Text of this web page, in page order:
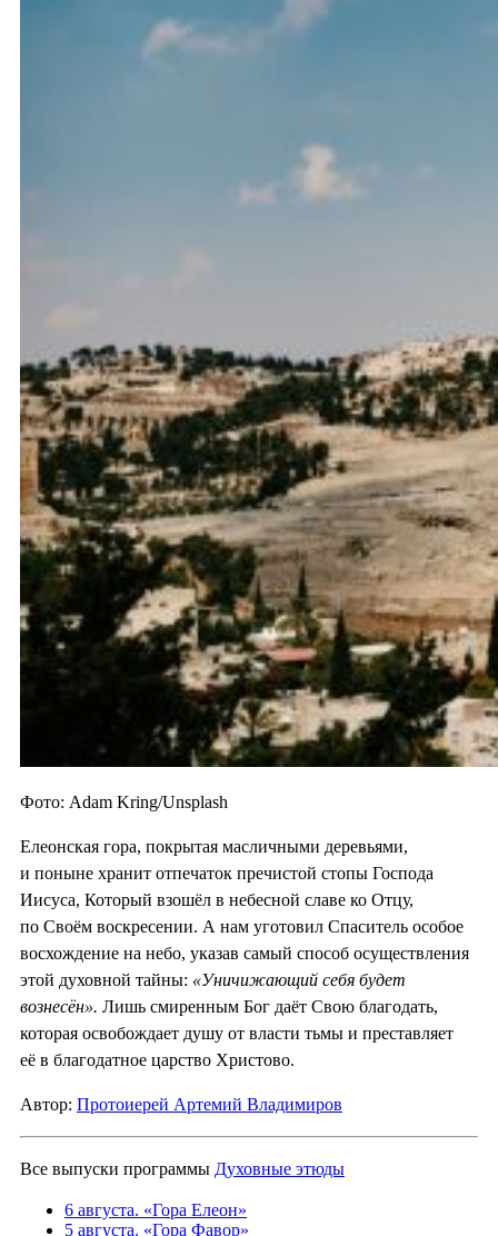
Фото: Adam Kring/Unsplash
Елеонская гора, покрытая масличными деревьями,
и поныне хранит отпечаток пречистой стопы Господа
Иисуса, Который взошёл в небесной славе ко Отцу,
по Своём воскресении. А нам уготовил Спаситель особое
восхождение на небо, указав самый способ осуществления
этой духовной тайны: «Уничижающий себя будет
вознесён». Лишь смиренным Бог даёт Свою благодать,
которая освобождает душу от власти тьмы и преставляет
её в благодатное царство Христово.
Автор: Протоиерей Артемий Владимиров
Все выпуски программы Духовные этюды
6 августа. «Гора Елеон»
5 августа. «Гора Фавор»